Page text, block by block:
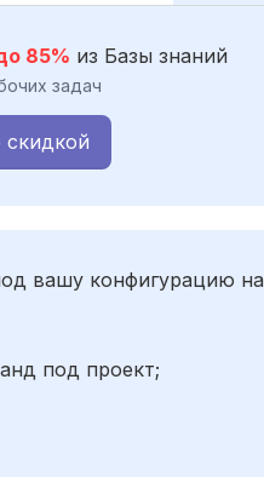
85% из Базы знаний
задач
вашу конфигурацию
под проект;